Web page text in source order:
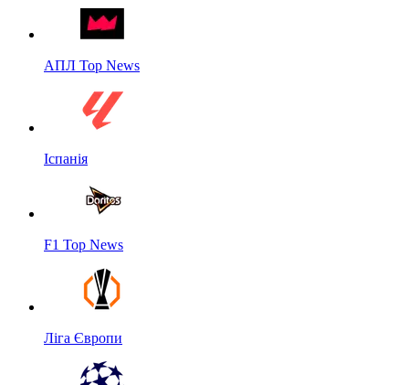
АПЛ Top News
Іспанія
F1 Top News
Ліга Європи